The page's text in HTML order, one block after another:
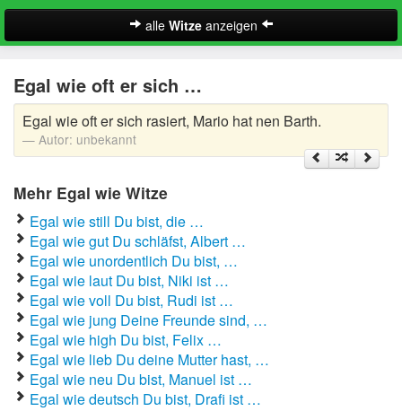
alle Witzeanzeigen
A-Klasse Witze
Akademiker Witze
Anrufbeantworter Ansagen
Antiwitze
Anwaltswitze
Arbeitswitze
Arztwitze
Egal wie oft er sich …
Egal wie oft er sich rasiert, Mario hat nen Barth.
Autor: unbekannt
Mehr Egal wie Witze
Egal wie still Du bist, die …
Egal wie gut Du schläfst, Albert …
Egal wie unordentlich Du bist, …
Egal wie laut Du bist, Niki ist …
Egal wie voll Du bist, Rudi ist …
Egal wie jung Deine Freunde sind, …
Egal wie high Du bist, Felix …
Egal wie lieb Du deine Mutter hast, …
Egal wie neu Du bist, Manuel ist …
Egal wie deutsch Du bist, Drafi ist …